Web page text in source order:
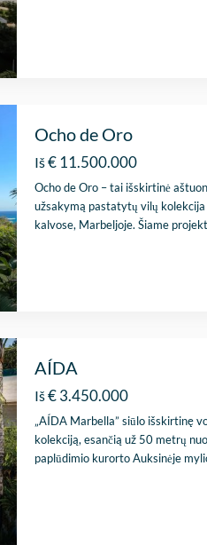
Ocho de Oro
Iš€ 11.500.000
Ocho de Oro – tai išskirtinė
užsakymą pastatytų vilų
kalvose, Marbeljoje. Šiame
AÍDA
Iš€ 3.450.000
„AÍDA Marbella” siūlo išskirtinę
kolekciją, esančią už 50 metrų
paplūdimio kurorto Auksinėje